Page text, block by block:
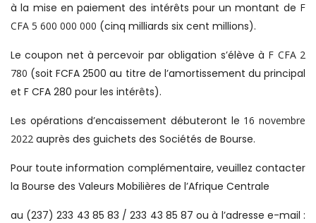
à la mise en paiement des intérêts pour un montant de F
CFA 5 600 000 000 (cinq milliards six cent millions).
Le coupon net à percevoir par obligation s’élève à F CFA 2
780 (soit FCFA 2500 au titre de l’amortissement du principal
et F CFA 280 pour les intérêts).
Les opérations d’encaissement débuteront le 16 novembre
2022 auprès des guichets des Sociétés de Bourse.
Pour toute information complémentaire, veuillez contacter
la Bourse des Valeurs Mobilières de l’Afrique Centrale
au (237) 233 43 85 83 / 233 43 85 87 ou à l’adresse e-mail :